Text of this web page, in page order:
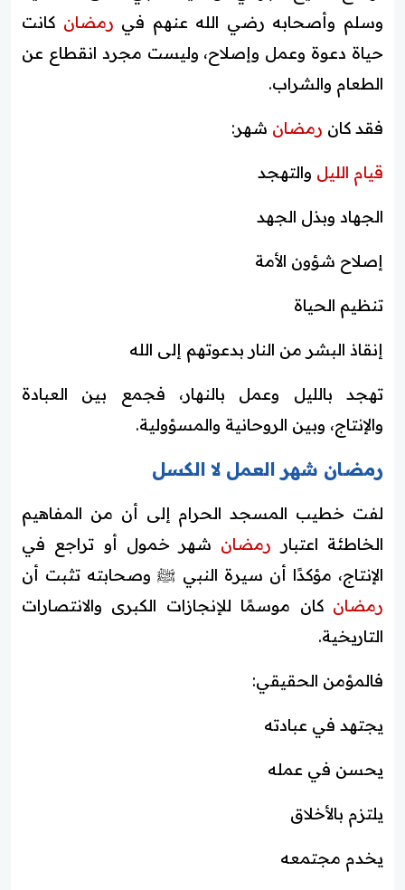
وسلم وأصحابه رضي الله عنهم في رمضان كانت
حياة دعوة وعمل وإصلاح، وليست مجرد انقطاع عن
الطعام والشراب.
فقد كان رمضان شهر:
قيام الليل والتهجد
الجهاد وبذل الجهد
إصلاح شؤون الأمة
تنظيم الحياة
إنقاذ البشر من النار بدعوتهم إلى الله
تهجد بالليل وعمل بالنهار، فجمع بين العبادة
والإنتاج، وبين الروحانية والمسؤولية.
رمضان شهر العمل لا الكسل
لفت خطيب المسجد الحرام إلى أن من المفاهيم
الخاطئة اعتبار رمضان شهر خمول أو تراجع في
الإنتاج، مؤكدًا أن سيرة النبي ﷺ وصحابته تثبت أن
رمضان كان موسمًا للإنجازات الكبرى والانتصارات
التاريخية.
فالمؤمن الحقيقي:
يجتهد في عبادته
يحسن في عمله
يلتزم بالأخلاق
يخدم مجتمعه